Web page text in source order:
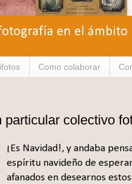
en el
Como colaborar
colectivo
¡Es Navidad!, y andaba
espíritu navideño de
afanados en desearnos